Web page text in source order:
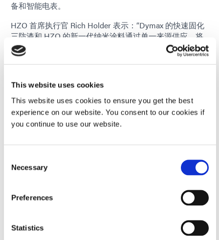
This website uses cookies
This website uses cookies to ensure you get the best
experience on our website. You consent to our cookies if
you continue to use our website.
Selection
Necessary
Preferences
Statistics
备和智能电表。
HZO 首席执行官 Rich Holder 表示：“Dymax 的快速固化
三防漆和 HZO 的新一代纳米涂料通过单一来源供应，将
加速市场进入、简化采购流程并提高产品性能，提供更
好、更耐用的产品。”“此次合作符合我们提供完整客户解
Dymax 首席商务官 Jason Maupin 表示：“HZO 在 20 微米
以下薄膜解决方案领域的领先地位将有助于满足我们客户
对 21 世纪设备保护的要求。该协议规定生产新配方，包
括可持续替代品，这将推动联盟走在创新的前沿。”
Dymax 开发创新的快速光固化材料、点胶设备和 UV/LED
光固化系统。该公司的粘合剂、涂料和设备完美匹配，可
率。主要市场包括航空航天和国防、医疗设备以及消费和
汽车电子产品。
关于HZO
HZO 是防护解决方案领域的全球领导者和创新者，其世